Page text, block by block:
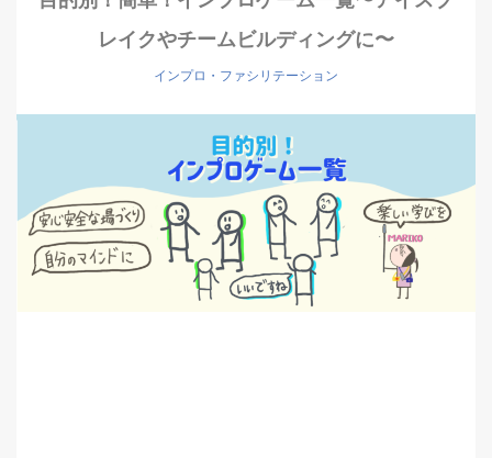
レイクやチームビルディングに〜
インプロ・ファシリテーション